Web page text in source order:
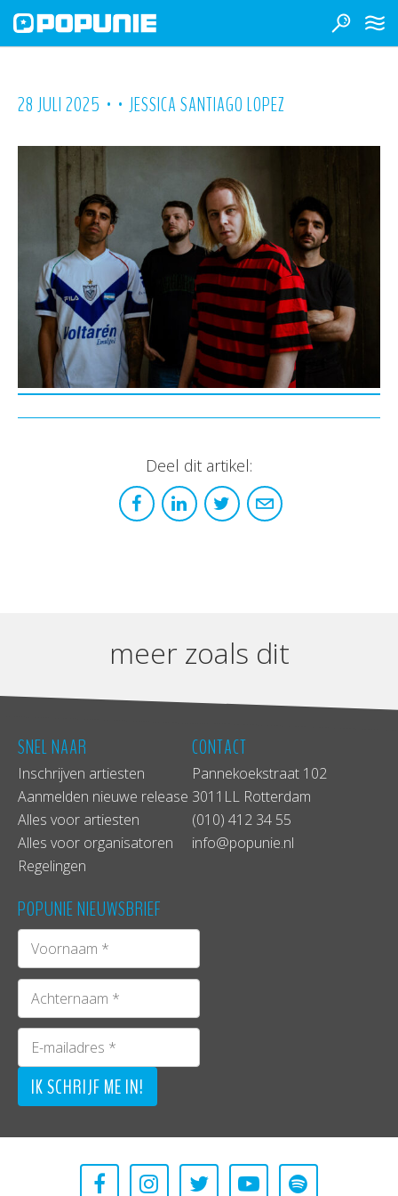
28 JULI 2025 • • JESSICA SANTIAGO LOPEZ
Deel dit artikel:
meer zoals dit
SNEL NAAR
Inschrijven artiesten
Aanmelden nieuwe release
Alles voor artiesten
Alles voor organisatoren
Regelingen
CONTACT
Pannekoekstraat 102
3011LL Rotterdam
(010) 412 34 55
info@popunie.nl
POPUNIE NIEUWSBRIEF